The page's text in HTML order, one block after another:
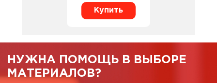
Купить
НУЖНА ПОМОЩЬ В ВЫБОРЕ
МАТЕРИАЛОВ?